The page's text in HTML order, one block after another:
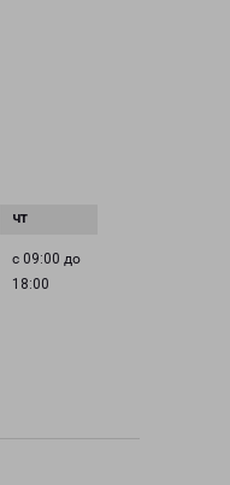
с 09:00 до
18:00